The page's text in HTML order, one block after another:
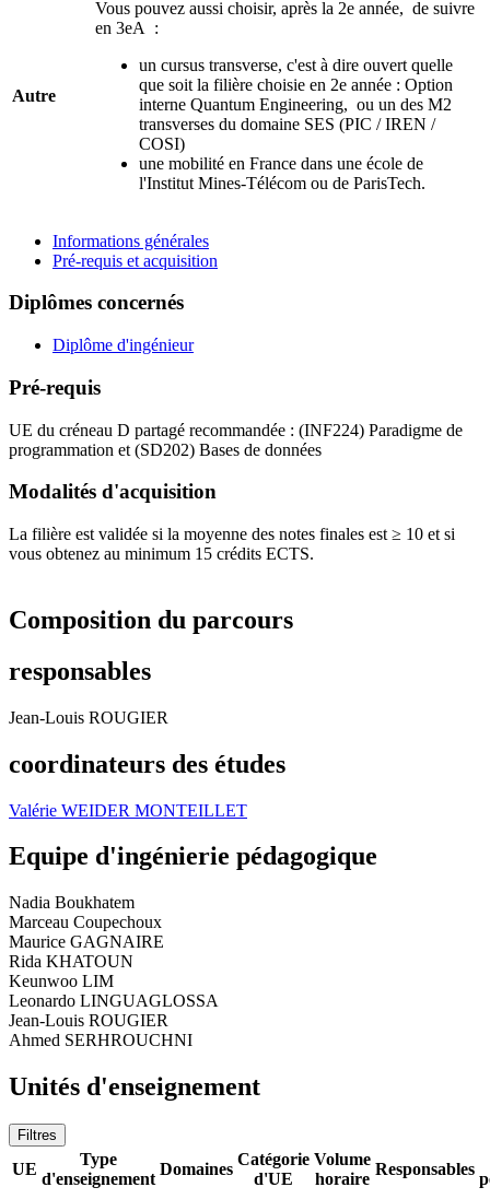
Autre
Vous pouvez aussi choisir, après la 2e année, de suivre
en 3eA :
un cursus transverse, c'est à dire ouvert quelle
que soit la filière choisie en 2e année : Option
interne Quantum Engineering, ou un des M2
transverses du domaine SES (PIC / IREN /
COSI)
une mobilité en France dans une école de
l'Institut Mines-Télécom ou de ParisTech.
Informations générales
Pré-requis et acquisition
Diplômes concernés
Diplôme d'ingénieur
Pré-requis
UE du créneau D partagé recommandée : (INF224) Paradigme de
programmation et (SD202) Bases de données
Modalités d'acquisition
La filière est validée si la moyenne des notes finales est ≥ 10 et si
vous obtenez au minimum 15 crédits ECTS.
Composition du parcours
responsables
Jean-Louis ROUGIER
coordinateurs des études
Valérie WEIDER MONTEILLET
Equipe d'ingénierie pédagogique
Nadia Boukhatem
Marceau Coupechoux
Maurice GAGNAIRE
Rida KHATOUN
Keunwoo LIM
Leonardo LINGUAGLOSSA
Jean-Louis ROUGIER
Ahmed SERHROUCHNI
Unités d'enseignement
Filtres
UE
Type
d'enseignement
Domaines
Catégorie
d'UE
Volume
horaire
Responsables